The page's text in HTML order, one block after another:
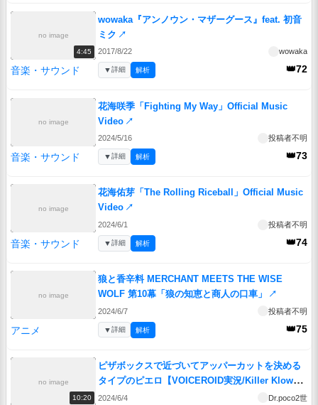
no image
4:45
wowaka『アンノウン・マザーグース』feat. 初音
ミク ↗
2017/8/22 wowaka
音楽・サウンド 👑72
▼詳細 解析
no image
花海咲季「Fighting My Way」Official Music
Video ↗
2024/5/16 投稿者不明
音楽・サウンド 👑73
▼詳細 解析
no image
花海佑芽「The Rolling Riceball」Official Music
Video ↗
2024/6/1 投稿者不明
音楽・サウンド 👑74
▼詳細 解析
no image
狼と香辛料 MERCHANT MEETS THE WISE
WOLF 第10幕「狼の知恵と商人の口車」
↗
2024/6/7 投稿者不明
アニメ 👑75
▼詳細 解析
no image
10:20
ピザボックスで近づいてアッパーカットを決める
タイプのピエロ【VOICEROID実況/Killer Klowns
from Outer Space: The Game/キラークラウン】
2024/6/4 Dr.poco2世